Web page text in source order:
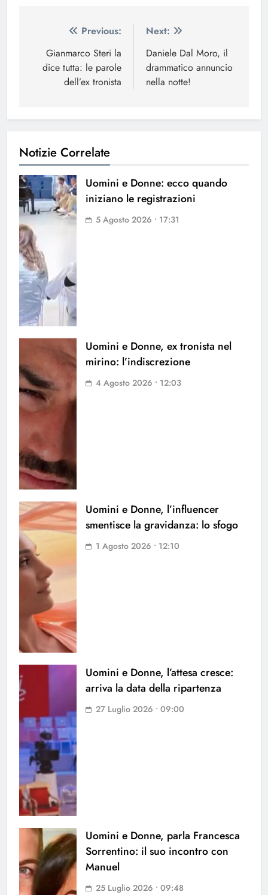
Navigazione
articoli
Previous:
Gianmarco Steri la
dice tutta: le parole
dell’ex tronista
Next:
Daniele Dal Moro, il
drammatico annuncio
nella notte!
Notizie Correlate
Uomini e Donne: ecco quando
iniziano le registrazioni
5 Agosto 2026 • 17:31
Uomini e Donne, ex tronista nel
mirino: l’indiscrezione
4 Agosto 2026 • 12:03
Uomini e Donne, l’influencer
smentisce la gravidanza: lo sfogo
1 Agosto 2026 • 12:10
Uomini e Donne, l’attesa cresce:
arriva la data della ripartenza
27 Luglio 2026 • 09:00
Uomini e Donne, parla Francesca
Sorrentino: il suo incontro con
Manuel
25 Luglio 2026 • 09:48